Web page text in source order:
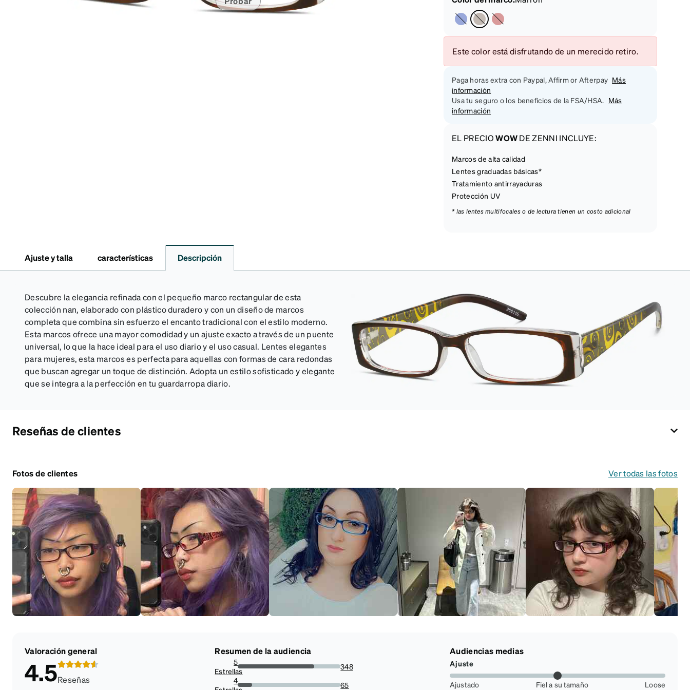
auriculares
Este color está disfrutando de un merecido retiro.
Paga horas extra con Paypal, Affirm or Afterpay Más
información
Usa tu seguro o los beneficios de la FSA/HSA. Más
información
EL PRECIOWOWDE ZENNI INCLUYE:
Marcos de alta calidad
Lentes graduadas básicas*
Tratamiento antirrayaduras
Protección UV
* las lentes multifocales o de lectura tienen un costo adicional
Ajuste y talla características Descripción
Descubre la elegancia refinada con el pequeño marco rectangular de esta
colección nan, elaborado con plástico duradero y con un diseño de marcos
completa que combina sin esfuerzo el encanto tradicional con el estilo moderno.
Esta marcos ofrece una mayor comodidad y un ajuste exacto a través de un puente
universal, lo que la hace ideal para el uso diario y el uso casual. Lentes elegantes
para mujeres, esta marcos es perfecta para aquellas con formas de cara redondas
que buscan agregar un toque de distinción. Adopta un estilo sofisticado y elegante
que se integra a la perfección en tu guardarropa diario.
Reseñas de clientes
Fotos de clientes Ver todas las fotos
Valoración general
4.5Reseñas
Resumen de la audiencia
5
Estrellas74.35897435897436%
348
4
65
Audiencias medias
Ajuste
Ajustado Fiel a su tamaño
Loose